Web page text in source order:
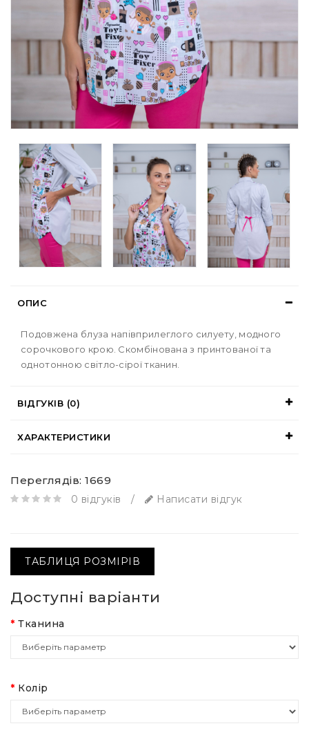
ОПИС
Подовжена блуза напівприлеглого силуету, модного
сорочкового крою. Скомбінована з принтованої та
однотонною світло-сірої тканин.
ВІДГУКІВ (0)
ХАРАКТЕРИСТИКИ
Переглядів: 1669
0 відгуків / Написати відгук
ТАБЛИЦЯ РОЗМІРІВ
Доступні варіанти
Тканина
Колір